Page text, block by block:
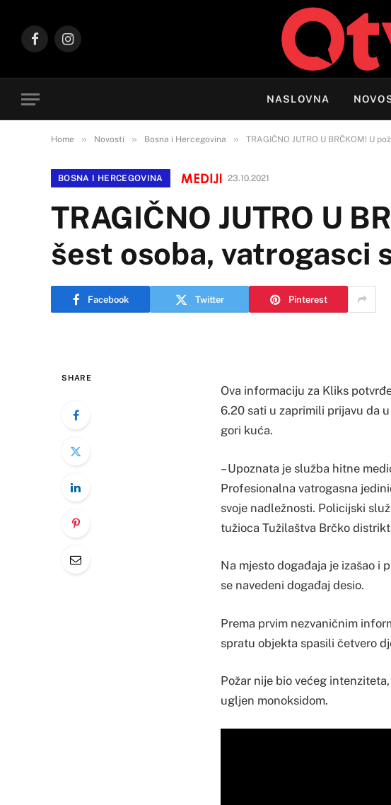
FacebookInstagram
NASLOVNA
Home » Novosti » Bosna i Hercegovina » TRAGIČNO JUTRO U BRČKOM! U
BOSNA I HERCEGOVINA 23.10.2021
TRAGIČNO JUTRO U
šest osoba, vatrogasci
Facebook Twitter Pinterest
SHARE
Ova informaciju za Kliks
6.20 sati u zaprimili prijavu da
gori kuća.
– Upoznata je služba hitne
Profesionalna vatrogasna
svoje nadležnosti. Policijski
tužioca Tužilaštva Brčko
Na mjesto događaja je izašao i
se navedeni događaj desio.
Prema prvim nezvaničnim
spratu objekta spasili četvero
Požar nije bio većeg
ugljen monoksidom.